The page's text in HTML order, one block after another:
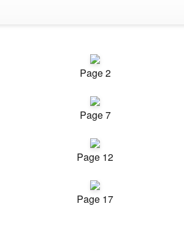
Page 2
Page 7
Page 12
Page 17